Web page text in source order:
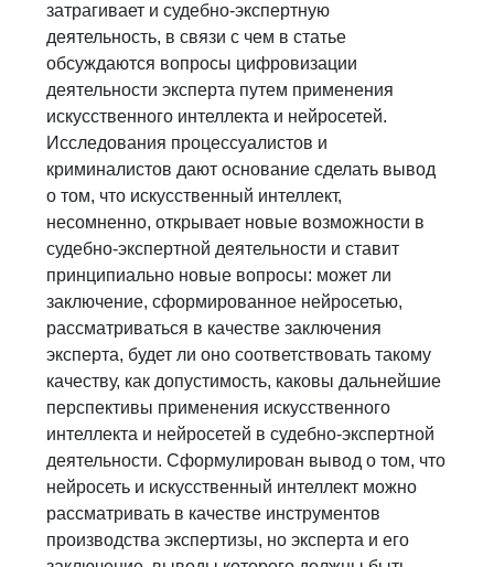
затрагивает и судебно-экспертную
деятельность, в связи с чем в статье
обсуждаются вопросы цифровизации
деятельности эксперта путем применения
искусственного интеллекта и нейросетей.
Исследования процессуалистов и
криминалистов дают основание сделать вывод
о том, что искусственный интеллект,
несомненно, открывает новые возможности в
судебно-экспертной деятельности и ставит
принципиально новые вопросы: может ли
заключение, сформированное нейросетью,
рассматриваться в качестве заключения
эксперта, будет ли оно соответствовать такому
качеству, как допустимость, каковы дальнейшие
перспективы применения искусственного
интеллекта и нейросетей в судебно-экспертной
деятельности. Сформулирован вывод о том, что
нейросеть и искусственный интеллект можно
рассматривать в качестве инструментов
производства экспертизы, но эксперта и его